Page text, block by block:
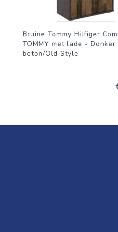
Bruine Tommy Hilfiger
TOMMY met lade - Donker
beton/Old Style